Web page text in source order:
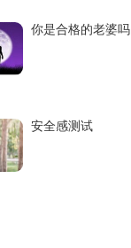
你是合格的老婆吗
安全感测试